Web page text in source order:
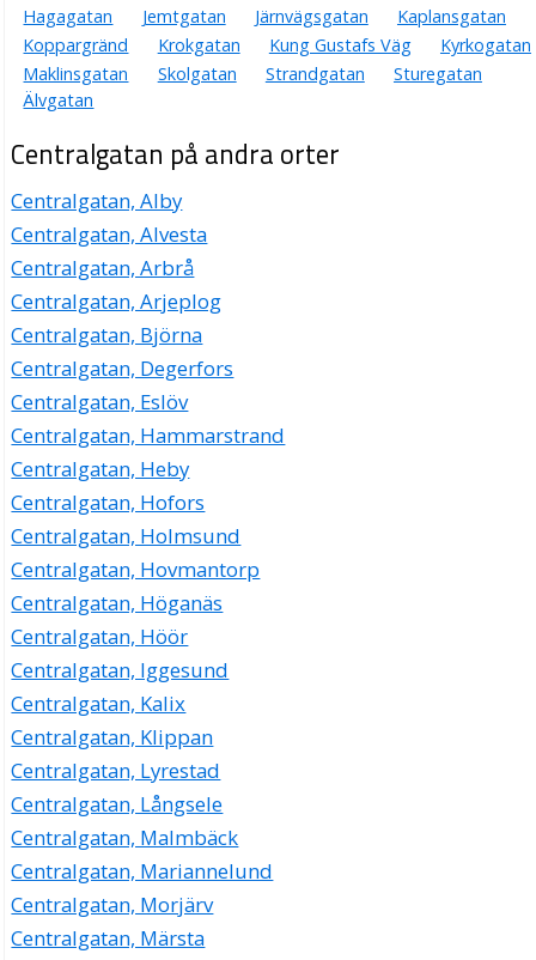
Hagagatan
Jemtgatan Järnvägsgatan
Kaplansgatan
Koppargränd
Krokgatan Kung Gustafs Väg
Kyrkogatan
Maklinsgatan
Skolgatan Strandgatan
Sturegatan
Älvgatan
Centralgatan på andra orter
Centralgatan, Alby
Centralgatan, Alvesta
Centralgatan, Arbrå
Centralgatan, Arjeplog
Centralgatan, Björna
Centralgatan, Degerfors
Centralgatan, Eslöv
Centralgatan, Hammarstrand
Centralgatan, Heby
Centralgatan, Hofors
Centralgatan, Holmsund
Centralgatan, Hovmantorp
Centralgatan, Höganäs
Centralgatan, Höör
Centralgatan, Iggesund
Centralgatan, Kalix
Centralgatan, Klippan
Centralgatan, Lyrestad
Centralgatan, Långsele
Centralgatan, Malmbäck
Centralgatan, Mariannelund
Centralgatan, Morjärv
Centralgatan, Märsta